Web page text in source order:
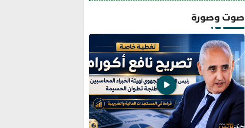
صوت وصورة